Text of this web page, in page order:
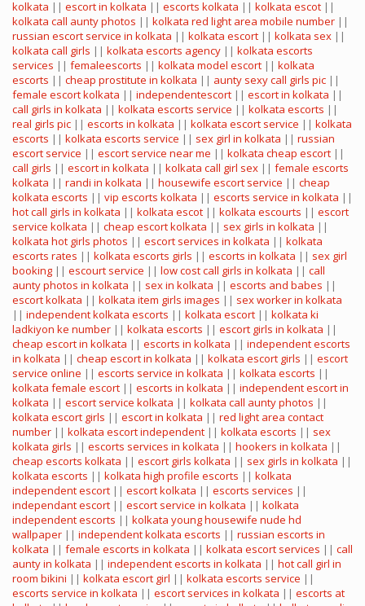
kolkata || escort in kolkata || escorts kolkata || kolkata escot ||
kolkata call aunty photos || kolkata red light area mobile number ||
russian escort service in kolkata || kolkata escort || kolkata sex ||
kolkata call girls || kolkata escorts agency || kolkata escorts
services || femaleescorts || kolkata model escort || kolkata
escorts || cheap prostitute in kolkata || aunty sexy call girls pic ||
female escort kolkata || independentescort || escort in kolkata ||
call girls in kolkata || kolkata escorts service || kolkata escorts ||
real girls pic || escorts in kolkata || kolkata escort service || kolkata
escorts || kolkata escorts service || sex girl in kolkata || russian
escort service || escort service near me || kolkata cheap escort ||
call girls || escort in kolkata || kolkata call girl sex || female escorts
kolkata || randi in kolkata || housewife escort service || cheap
kolkata escorts || vip escorts kolkata || escorts service in kolkata ||
hot call girls in kolkata || kolkata escot || kolkata escourts || escort
service kolkata || cheap escort kolkata || sex girls in kolkata ||
kolkata hot girls photos || escort services in kolkata || kolkata
escorts rates || kolkata escorts girls || escorts in kolkata || sex girl
booking || escourt service || low cost call girls in kolkata || call
aunty photos in kolkata || sex in kolkata || escorts and babes ||
escort kolkata || kolkata item girls images || sex worker in kolkata
|| independent kolkata escorts || kolkata escort || kolkata ki
ladkiyon ke number || kolkata escorts || escort girls in kolkata ||
cheap escort in kolkata || escorts in kolkata || independent escorts
in kolkata || cheap escort in kolkata || kolkata escort girls || escort
service online || escorts service in kolkata || kolkata escorts ||
kolkata female escort || escorts in kolkata || independent escort in
kolkata || escort service kolkata || kolkata call aunty photos ||
kolkata escort girls || escort in kolkata || red light area contact
number || kolkata escort independent || kolkata escorts || sex
kolkata girls || escorts services in kolkata || hookers in kolkata ||
cheap escorts kolkata || escort girls kolkata || sex girls in kolkata ||
kolkata escorts || kolkata high profile escorts || kolkata
independent escort || escort kolkata || escorts services ||
independant escort || escort service in kolkata || kolkata
independent escorts || kolkata young housewife nude hd
wallpaper || independent kolkata escorts || russian escorts in
kolkata || female escorts in kolkata || kolkata escort services || call
aunty in kolkata || independent escorts in kolkata || hot call girl in
room bikini || kolkata escort girl || kolkata escorts service ||
escorts service in kolkata || escort services in kolkata || escorts at